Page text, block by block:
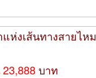
งเส้นทางสายไห
23,888บาท